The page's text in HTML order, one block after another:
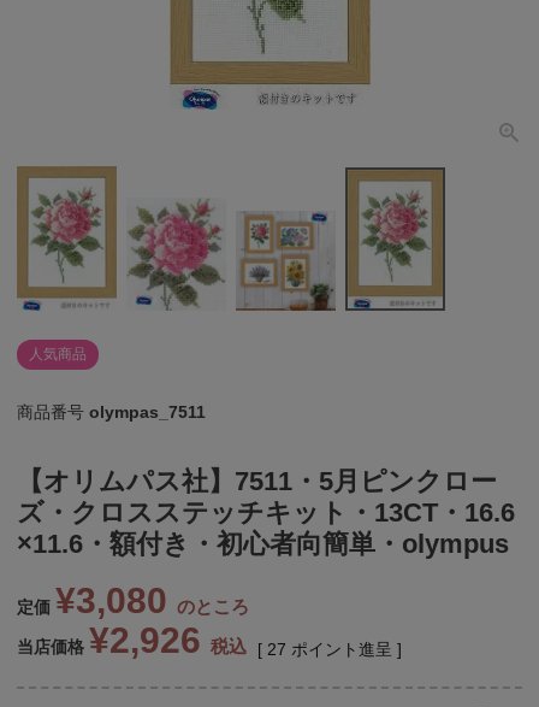
個人情報取り扱いについて
閉じる
人気商品
商品番号 olympas_7511
【オリムパス社】7511・5月ピンクロー
ズ・クロスステッチキット・13CT・16.6
×11.6・額付き・初心者向簡単・olympus
定価 ¥3,080 のところ
当店価格 ¥2,926 税込 [ 27 ポイント進呈 ]